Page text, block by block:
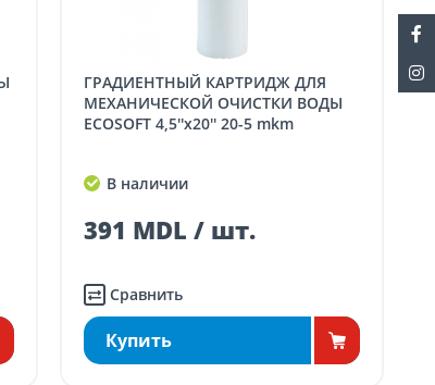
ГРАДИЕНТНЫЙ КАРТРИДЖ ДЛЯ
МЕХАНИЧЕСКОЙ ОЧИСТКИ ВОДЫ
ECOSOFT 4,5''x20'' 20-5 mkm
В наличии
391 MDL / шт.
Сравнить
Купить